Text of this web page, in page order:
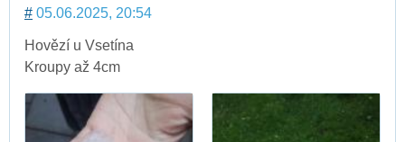
# 05.06.2025, 20:54
Hovězí u Vsetína
Kroupy až 4cm